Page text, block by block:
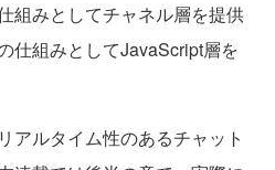
組みとしてチャネル層を提供
仕組みとしてJavaScript層を
アルタイム性のあるチャット